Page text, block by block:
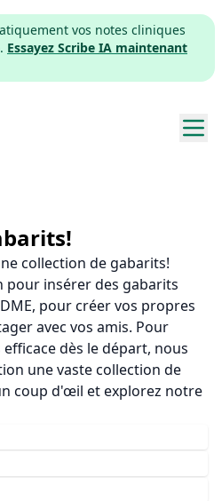
vos notes cliniques
Essayez Scribe IA maintenant
collection de gabarits!
pour insérer des gabarits
pour créer vos propres
avec vos amis. Pour
dès le départ, nous
une vaste collection de
coup d'œil et explorez notre